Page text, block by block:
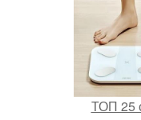
ТОП 25